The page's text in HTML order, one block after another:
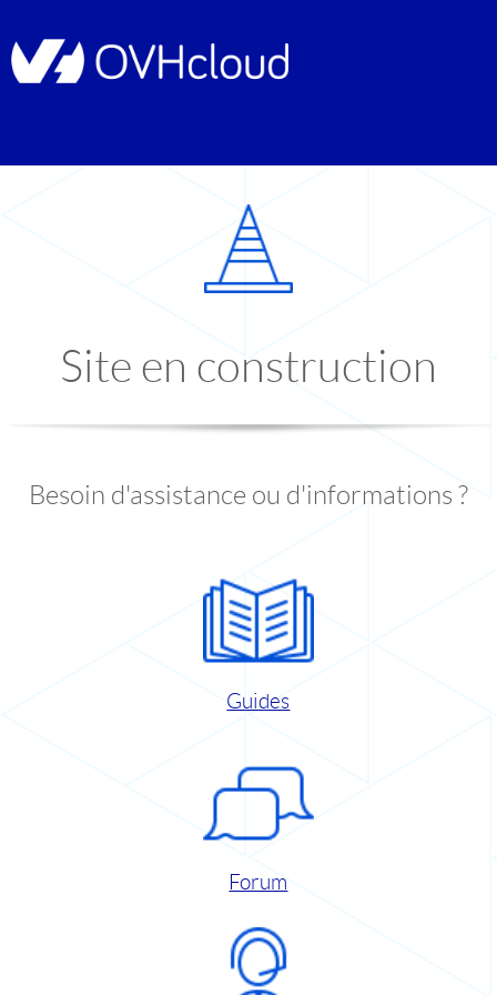
Site en construction
Besoin d'assistance ou d'informations ?
Guides
Forum